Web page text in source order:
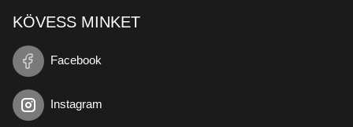
KÖVESS MINKET
Facebook
Instagram